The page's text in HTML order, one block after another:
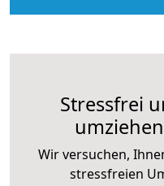
Stressfrei
Wir versuchen,
stressfreien